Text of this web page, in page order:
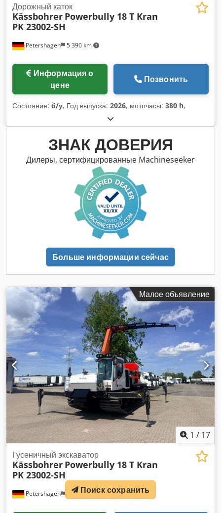
Petershagen 5 390 km
Дорожный каток
Kässbohrer Powerbully 18 T Kran
PK 23002-SH
цене
Позвонить
Состояние: б/у, Год выпуска: 2026, моточасы: 380 h,
ЗНАК ДОВЕРИЯ
Дилеры, сертифицированные Machineseeker
Больше информации сейчас
Малое объявление
1 / 17
Petershagen 5 390 km
Гусеничный экскаватор
Kässbohrer Powerbully 18 T Kran
PK 23002-SH
Поиск сохранить